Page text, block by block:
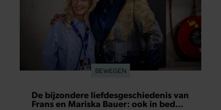
BEWEGEN
De bijzondere liefdesgeschiedenis van
Frans en Mariska Bauer: ook in bed